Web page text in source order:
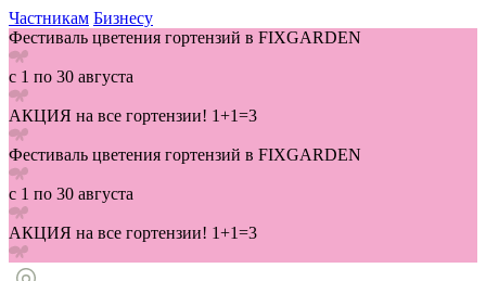
Частникам Бизнесу
Фестиваль цветения гортензий в FIXGARDEN
с 1 по 30 августа
АКЦИЯ на все гортензии! 1+1=3
Фестиваль цветения гортензий в FIXGARDEN
с 1 по 30 августа
АКЦИЯ на все гортензии! 1+1=3